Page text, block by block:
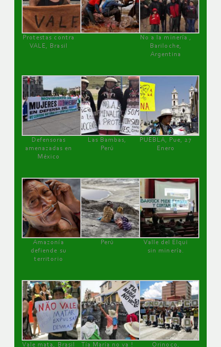
Protestas contra
VALE, Brasil
No a la minería ,
Bariloche,
Argentina
Defensoras
amenazadas en
México
Las Bambas,
Perú
PUEBLA, Pue, 27
Enero
Amazonía
defiende su
territorio
Perú
Valle del Elqui
sin minería.
Vale mata, Brasil Tía María no va ! Orinoco,